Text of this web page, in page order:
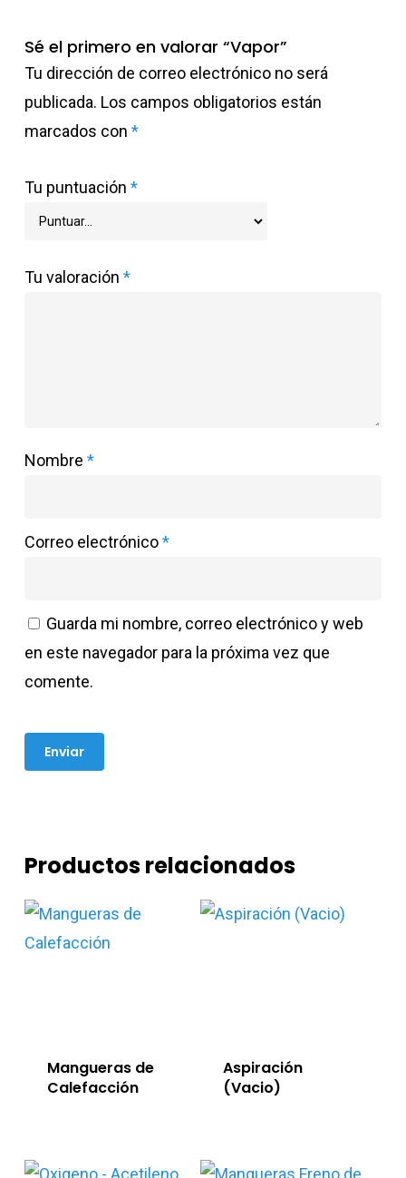
Sé el primero en valorar “Vapor”
Tu dirección de correo electrónico no será
publicada. Los campos obligatorios están
marcados con *
Tu puntuación *
Tu valoración *
Nombre *
Correo electrónico*
Guarda mi nombre, correo electrónico y web
en este navegador para la próxima vez que
comente.
Productos relacionados
Mangueras de
Calefacción
Aspiración
(Vacio)